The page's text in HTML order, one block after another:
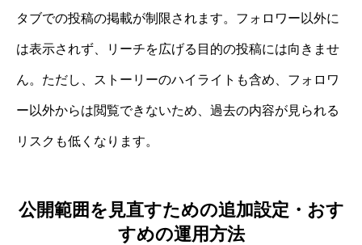
タブでの投稿の掲載が制限されます。フォロワー以外に
は表示されず、リーチを広げる目的の投稿には向きませ
ん。ただし、ストーリーのハイライトも含め、フォロワ
ー以外からは閲覧できないため、過去の内容が見られる
リスクも低くなります。
公開範囲を見直すための追加設定・おす
すめの運用方法